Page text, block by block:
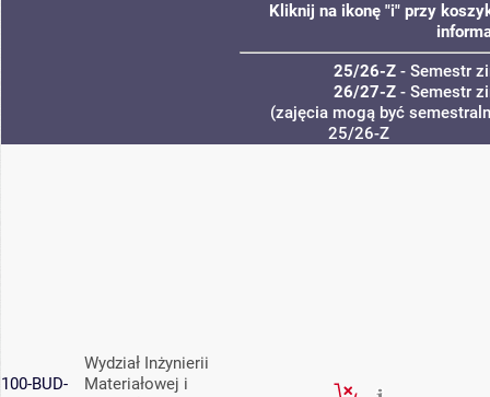
Kliknij na ikonę "i" przy
25/26-Z- Semestr
26/27-Z- Semestr
(zajęcia mogą być
25/26-Z
100-BUD-
Wydział Inżynierii
Materiałowej i